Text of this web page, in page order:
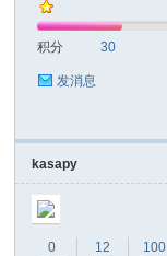
积分 30
发消息
kasapy
0
12
100